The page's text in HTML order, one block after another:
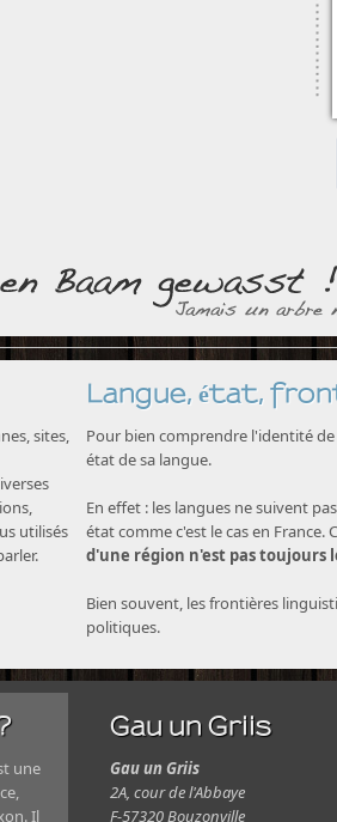
sites,
utilisés
Langue, état,
Pour bien comprendre l'identité
état de sa langue.
En effet : les langues ne suivent
état comme c'est le cas en France.
d'une région n'est pas toujours
Bien souvent, les frontières
politiques.
une
Il
Gau un Griis
Gau un Griis
2A, cour de l'Abbaye
F-57320 Bouzonville